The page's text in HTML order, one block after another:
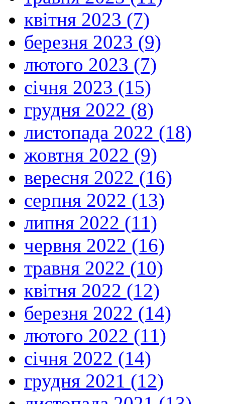
квітня 2023 (7)
березня 2023 (9)
лютого 2023 (7)
січня 2023 (15)
грудня 2022 (8)
листопада 2022 (18)
жовтня 2022 (9)
вересня 2022 (16)
серпня 2022 (13)
липня 2022 (11)
червня 2022 (16)
травня 2022 (10)
квітня 2022 (12)
березня 2022 (14)
лютого 2022 (11)
січня 2022 (14)
грудня 2021 (12)